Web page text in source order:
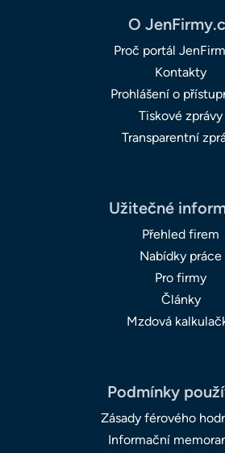
O
Proč portál
Kontakty
Prohlášení o
Tiskové zprávy
Transparentní
Užitečné
Přehled firem
Nabídky práce
Pro firmy
Články
Mzdová
Podmínky
Zásady férového
Informační